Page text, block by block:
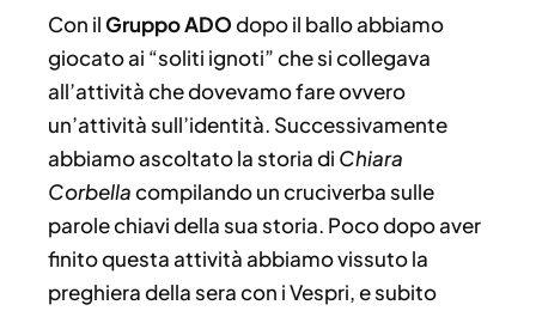
Con ilGruppo ADOdopo il ballo abbiamo
giocato ai “soliti ignoti” che si collegava
all’attività che dovevamo fare ovvero
un’attività sull’identità. Successivamente
abbiamo ascoltato la storia di Chiara
Corbellacompilando un cruciverba sulle
parole chiavi della sua storia. Poco dopo aver
finito questa attività abbiamo vissuto la
preghiera della sera con i Vespri, e subito